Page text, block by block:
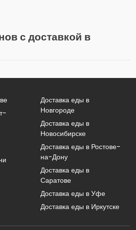
с доставкой в
Доставка еды в
Новгороде
Доставка еды в
Новосибирске
Доставка еды в Ростове-
на-Дону
Доставка еды в
Саратове
Доставка еды в Уфе
Доставка еды в Иркутске